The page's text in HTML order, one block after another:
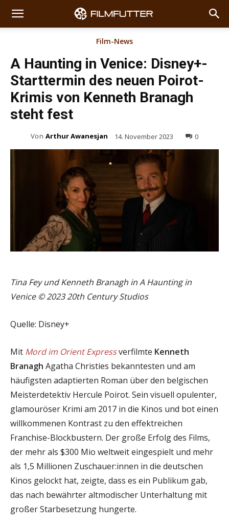
Film-News
A Haunting in Venice: Disney+-
Starttermin des neuen Poirot-
Krimis von Kenneth Branagh
steht fest
Von Arthur Awanesjan 14. November 2023 0
Tina Fey und Kenneth Branagh in A Haunting in
Venice © 2023 20th Century Studios
Quelle: Disney+
Mit Mord im Orient Expressverfilmte Kenneth
Branagh Agatha Christies bekanntesten und am
häufigsten adaptierten Roman über den belgischen
Meisterdetektiv Hercule Poirot. Sein visuell opulenter,
glamouröser Krimi am 2017 in die Kinos und bot einen
willkommenen Kontrast zu den effektreichen
Franchise-Blockbustern. Der große Erfolg des Films,
der mehr als $300 Mio weltweit eingespielt und mehr
als 1,5 Millionen Zuschauer:innen in die deutschen
Kinos gelockt hat, zeigte, dass es ein Publikum gab,
das nach bewährter altmodischer Unterhaltung mit
großer Starbesetzung hungerte.